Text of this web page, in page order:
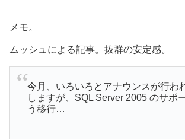
メモ。
ムッシュによる記事。抜群の安定感。
今月、いろいろとアナウンスが行わ
しますが、SQL Server 2005 のサポ
う移行…